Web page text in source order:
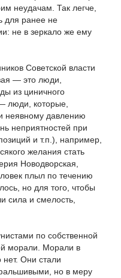
неудачам. Так легче,
для ранее не
не в зеркало же ему
Советской власти
― это люди,
из циничного
люди, которые,
неявному давлению
неприятностей при
и т.п.), например,
желания стать
Новодворская,
плыл по течению
но для того, чтобы
сила и смелость,
по собственной
морали. Морали в
Они стали
но в меру